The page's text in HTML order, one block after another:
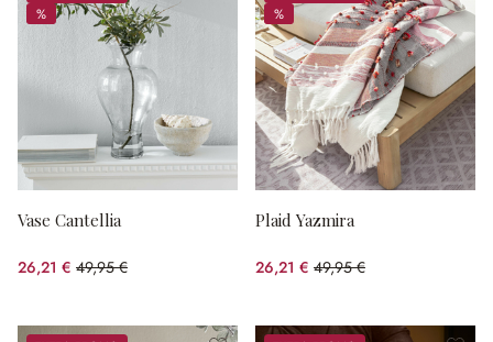
%
%
Vase Cantellia
26,21 € 49,95 €
(47.53%spared)
%
%
Plaid Yazmira
26,21 € 49,95 €
(47.53%spared)